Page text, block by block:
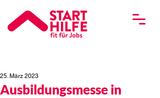
Ausbildungsmesse in
25. März 2023